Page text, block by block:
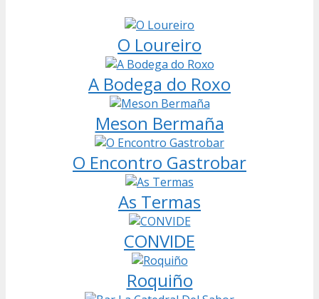
O Loureiro
A Bodega do Roxo
Meson Bermaña
O Encontro Gastrobar
As Termas
CONVIDE
Roquiño